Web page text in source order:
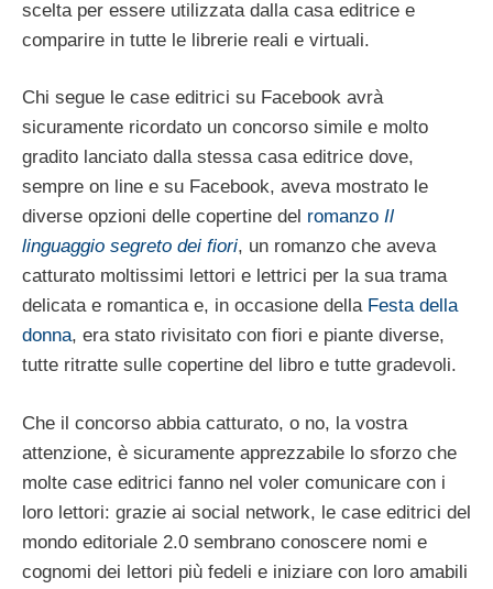
scelta per essere utilizzata dalla casa editrice e
comparire in tutte le librerie reali e virtuali.
Chi segue le case editrici su Facebook avrà
sicuramente ricordato un concorso simile e molto
gradito lanciato dalla stessa casa editrice dove,
sempre on line e su Facebook, aveva mostrato le
diverse opzioni delle copertine del romanzo Il
linguaggio segreto dei fiori, un romanzo che aveva
catturato moltissimi lettori e lettrici per la sua trama
delicata e romantica e, in occasione della Festa della
donna, era stato rivisitato con fiori e piante diverse,
tutte ritratte sulle copertine del libro e tutte gradevoli.
Che il concorso abbia catturato, o no, la vostra
attenzione, è sicuramente apprezzabile lo sforzo che
molte case editrici fanno nel voler comunicare con i
loro lettori: grazie ai social network, le case editrici del
mondo editoriale 2.0 sembrano conoscere nomi e
cognomi dei lettori più fedeli e iniziare con loro amabili